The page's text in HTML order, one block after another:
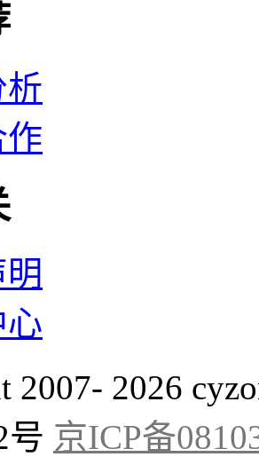
作
2007- 2026
号 京ICP备